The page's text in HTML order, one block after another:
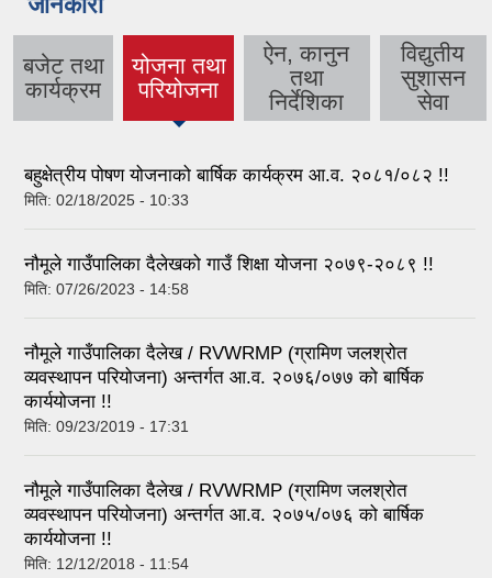
बजेट तथा
कार्यक्रम
योजना तथा
परियोजना
(active
ऐन, कानुन
तथा
निर्देशिका
विद्युतीय
सुशासन
सेवा
बहुक्षेत्रीय पोषण योजनाको बार्षिक कार्यक्रम आ.व. २०८१/०८२ !!
मिति: 02/18/2025 - 10:33
नौमूले गाउँपालिका दैलेखको गाउँ शिक्षा योजना २०७९-२०८९ !!
मिति: 07/26/2023 - 14:58
नौमूले गाउँपालिका दैलेख / RVWRMP (ग्रामिण जलश्रोत
व्यवस्थापन परियोजना) अन्तर्गत आ.व. २०७६/०७७ को बार्षिक
कार्ययोजना !!
मिति: 09/23/2019 - 17:31
नौमूले गाउँपालिका दैलेख / RVWRMP (ग्रामिण जलश्रोत
व्यवस्थापन परियोजना) अन्तर्गत आ.व. २०७५/०७६ को बार्षिक
कार्ययोजना !!
मिति: 12/12/2018 - 11:54